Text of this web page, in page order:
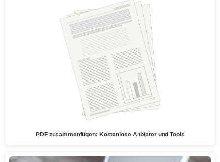
PDF zusammenfügen: Kostenlose Anbieter und Tools